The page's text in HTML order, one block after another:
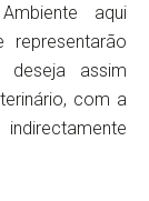
aqui
assim
com a